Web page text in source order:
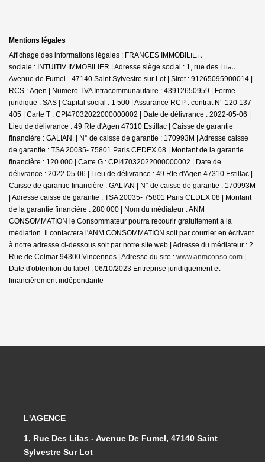
Mentions légales
Affichage des informations légales : FRANCES IMMOBILIER | Raison
sociale : INTUITIV IMMOBILIER | Adresse siège social : 1, rue des Lilas -
Avenue de Fumel - 47140 Saint Sylvestre sur Lot | Siret : 91265095900014 |
RCS : Agen | Numero TVA Intracommunautaire : 43912650959 | Forme
juridique : SAS | Capital social : 1 500 | Assurance RCP : contrat N° 120 137
405 | Carte T : CPI47032022000000002 | Date de délivrance : 2022-05-06 |
Lieu de délivrance : 49 Rte d'Agen 47310 Estillac | Caisse de garantie
financière : GALIAN. | N° de caisse de garantie : 170993M | Adresse caisse
de garantie : TSA 20035- 75801 Paris CEDEX 08 | Montant de la garantie
financière : 120 000 | Carte G : CPI47032022000000002 | Date de
délivrance : 2022-05-06 | Lieu de délivrance : 49 Rte d'Agen 47310 Estillac |
Caisse de garantie financière : GALIAN | N° de caisse de garantie : 170993M
| Adresse caisse de garantie : TSA 20035- 75801 Paris CEDEX 08 | Montant
de la garantie financière : 280 000 | Nom du médiateur : ANM
CONSOMMATION le Consommateur pourra recourir gratuitement à la
médiation. Il contactera l'ANM CONSOMMATION soit par courrier en écrivant
à notre adresse ci-dessous soit par notre site web | Adresse du médiateur : 2
Rue de Colmar 94300 Vincennes | Adresse du site : www.anmconso.com |
Date d'obtention du label : 06/10/2023 Entreprise juridiquement et
financièrement indépendante
L'AGENCE
1, Rue Des Lilas - Avenue De Fumel, 47140 Saint
Sylvestre Sur Lot